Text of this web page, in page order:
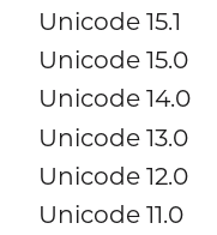
Unicode 15.1
Unicode 15.0
Unicode 14.0
Unicode 13.0
Unicode 12.0
Unicode 11.0